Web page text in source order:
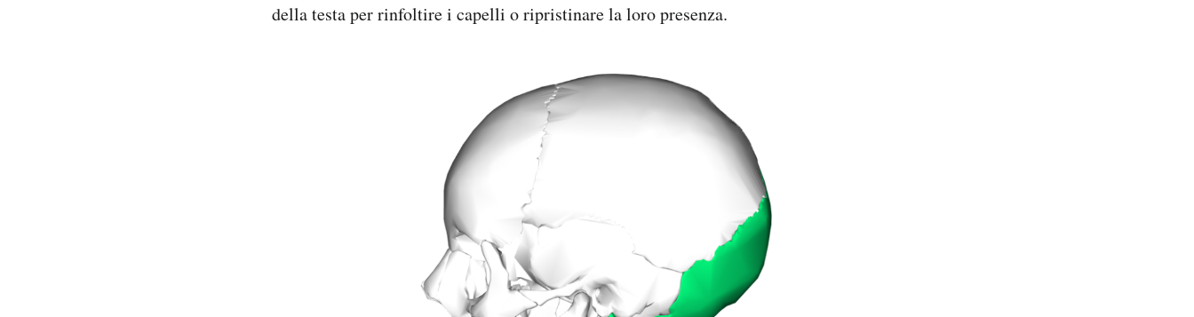
della testa per rinfoltire i capelli o ripristinare la loro presenza.